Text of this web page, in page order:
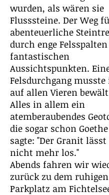
wurden, als wären sie
Flusssteine. Der Weg
abenteuerliche
durch enge
fantastischen
Aussichtspunkten.
Felsdurchgang musste
auf allen Vieren
Alles in allem ein
atemberaubendes
die sogar schon
sagte: "Der Granit
nicht mehr los."
Abends fahren wir
zurück zu dem ruhigen
Parkplatz am